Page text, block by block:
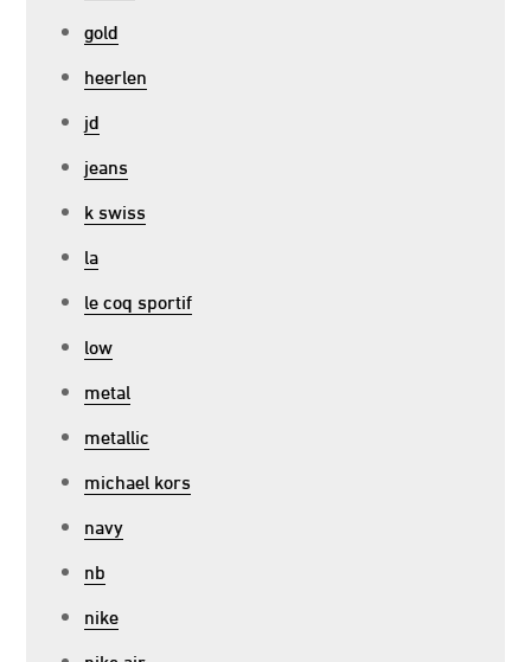
gold
heerlen
jd
jeans
k swiss
la
le coq sportif
low
metal
metallic
michael kors
navy
nb
nike